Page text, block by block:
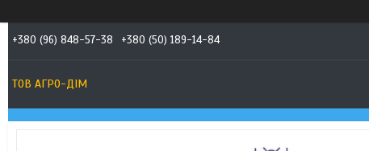
+380 (96) 848-57-38 +380 (50) 189-14-84
ТОВ АГРО-ДIМ